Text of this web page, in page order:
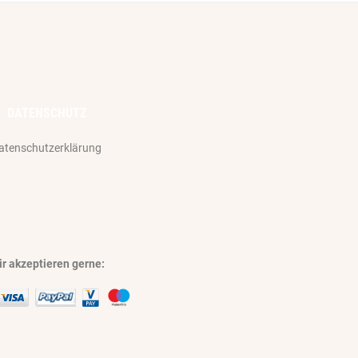
akzeptieren gerne: